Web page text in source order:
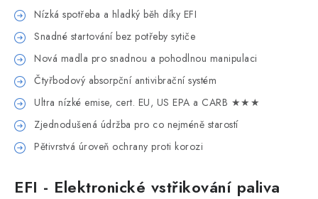
Nízká spotřeba a hladký běh díky EFI
Snadné startování bez potřeby sytiče
Nová madla pro snadnou a pohodlnou manipulaci
Čtyřbodový absorpční antivibrační systém
Ultra nízké emise, cert. EU, US EPA a CARB ★★★
Zjednodušená údržba pro co nejméně starostí
Pětivrstvá úroveň ochrany proti korozi
EFI - Elektronické vstřikování paliva